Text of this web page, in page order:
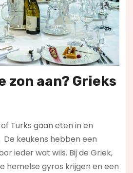
zon aan? Grieks
Turks gaan eten in en
keukens hebben een
ieder wat wils. Bij de Griek,
hemelse gyros krijgen en een